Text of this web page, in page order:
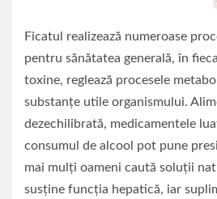
Ficatul realizează numeroase
pentru sănătatea generală, în
toxine, reglează procesele
substanțe utile organismului.
dezechilibrată, medicamentele
consumul de alcool pot pune
mai mulți oameni caută soluții
susține funcția hepatică, iar